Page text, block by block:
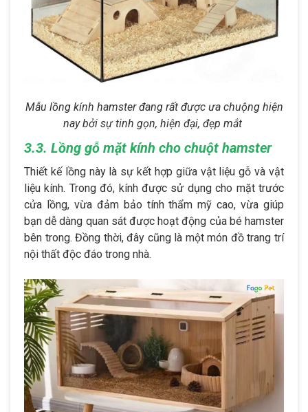
Mẫu lồng kính hamster đang rất được ưa chuộng hiện
nay bởi sự tinh gọn, hiện đại, đẹp mắt
3.3. Lồng gỗ mặt kính cho chuột hamster
Thiết kế lồng này là sự kết hợp giữa vật liệu gỗ và vật
liệu kính. Trong đó, kính được sử dụng cho mặt trước
cửa lồng, vừa đảm bảo tính thẩm mỹ cao, vừa giúp
bạn dễ dàng quan sát được hoạt động của bé hamster
bên trong. Đồng thời, đây cũng là một món đồ trang trí
nội thất độc đáo trong nhà.